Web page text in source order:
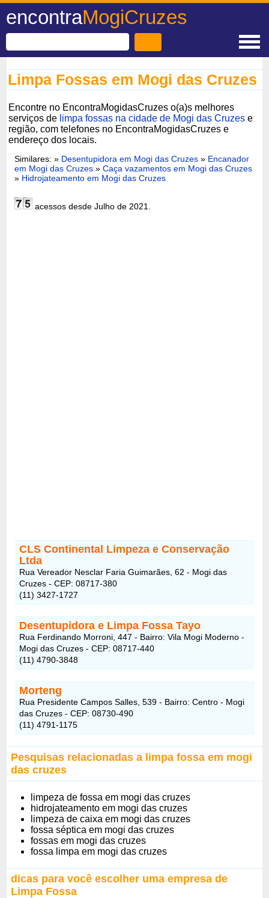
encontraMogiCruzes
Limpa Fossas em Mogi das Cruzes
Encontre no EncontraMogidasCruzes o(a)s melhores
serviços de limpa fossas na cidade de Mogi das Cruzes e
região, com telefones no EncontraMogidasCruzes e
endereço dos locais.
Similares: » Desentupidora em Mogi das Cruzes » Encanador
em Mogi das Cruzes »Caça vazamentos em Mogi das Cruzes
» Hidrojateamento em Mogi das Cruzes
acessos desde Julho de 2021.
CLS Continental Limpeza e Conservação
Ltda
Rua Vereador Nesclar Faria Guimarães, 62 - Mogi das
Cruzes - CEP: 08717-380
(11) 3427-1727
Desentupidora e Limpa Fossa Tayo
Rua Ferdinando Morroni, 447 - Bairro: Vila Mogi Moderno -
Mogi das Cruzes - CEP: 08717-440
(11) 4790-3848
Morteng
Rua Presidente Campos Salles, 539 - Bairro: Centro - Mogi
das Cruzes - CEP: 08730-490
(11) 4791-1175
Pesquisas relacionadas a limpa fossa em mogi
das cruzes
limpeza de fossa em mogi das cruzes
hidrojateamento em mogi das cruzes
limpeza de caixa em mogi das cruzes
fossa séptica em mogi das cruzes
fossas em mogi das cruzes
fossa limpa em mogi das cruzes
dicas para você escolher uma empresa de
Limpa Fossa